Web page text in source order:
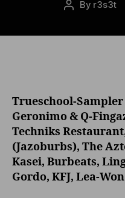
Post
By r3s3t
Trueschool-
Geronimo & Q-
Techniks
(Jazoburbs), The
Kasei, Burbeats,
Gordo, KFJ, Lea-